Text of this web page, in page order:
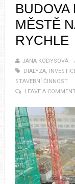
BUDOVA
MĚSTĚ
RYCHLE
JANA KODYSOVÁ
DIALÝZA,
STAVEBNÍ ČINNOST
LEAVE A